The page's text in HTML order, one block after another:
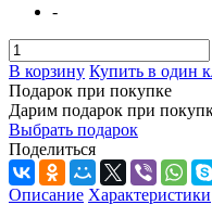
-
В корзину Купить в один
Подарок при покупке
Дарим подарок при
Выбрать подарок
Поделиться
Описание Характеристики